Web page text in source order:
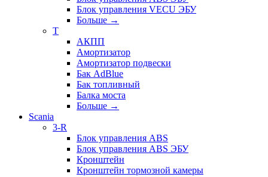
Блок управления VECU ЭБУ
Больше →
T
АКПП
Амортизатор
Амортизатор подвески
Бак AdBlue
Бак топливный
Балка моста
Больше →
Scania
3-R
Блок управления ABS
Блок управления ABS ЭБУ
Кронштейн
Кронштейн тормозной камеры